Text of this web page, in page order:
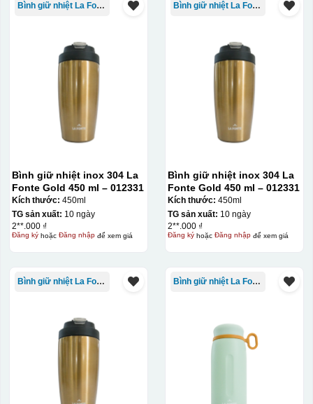
Bình giữ nhiệt La Fonte
Bình giữ nhiệt inox 304 La
Fonte Gold 450 ml – 012331
Kích thước: 450ml
TG sản xuất: 10 ngày
2**.000 ₫
Đăng kýhoặc Đăng nhậpđể xem giá
Bình giữ nhiệt La Fonte
Bình giữ nhiệt inox 304 La
Fonte Gold 450 ml – 012331
Kích thước: 450ml
TG sản xuất: 10 ngày
2**.000 ₫
Đăng kýhoặc Đăng nhậpđể xem giá
Bình giữ nhiệt La Fonte Bình giữ nhiệt La Fonte